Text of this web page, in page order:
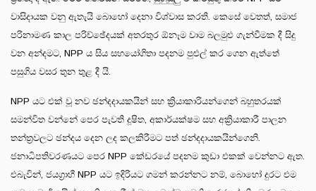
වාසිදායක වනු ඇතැයි බොහෝ දෙනා විශ්වාස කරති. කෙසේ වෙතත්, සමාජ
පරිනාමණ කාල පරිච්ඡේදයක් අතරතුර ඕනෑම වාම බලමුළු ගැන්වීමක දී සිදු
වන අන්දමට, NPP ය සිය සහයෝගිතා පදනම පුළුල් කර ගෙන ඇත්තේ
පසුගිය වසර තුන තුළ දී යි.
NPP යට එක් වූ නව ඡන්දදායකයින් සහ ක්‍රියාකාරියන්ගෙන් බහුතරයක්
සමන්විත වන්නේ පෙර පැවති දූෂිත, අකාර්යක්ෂම සහ අක්‍රියාකාරී පාලන
තන්ත්‍රවලට ඡන්දය දෙන ලද කලකිරීමට පත් ඡන්දදායකයින්ගෙනි.
ජනාධිපතිවරණයට පෙර NPP කේඩරයේ පදනම කුඩා එකක් වෙන්නට ඇත.
එබැවින්, ජයග්‍රාහී NPP යට ඉදිරියට ගමන් කරන්නට නම්, බොහෝ දුරට එම